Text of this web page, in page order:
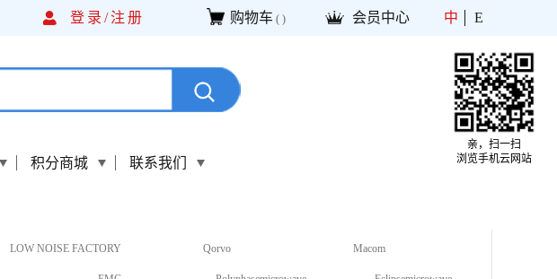
登录/注册 购物车 ( ) 会员中心 中 E
积分商城 联系我们
LOW NOISE FACTORY Qorvo Macom
亲，扫一扫
浏览手机云网站